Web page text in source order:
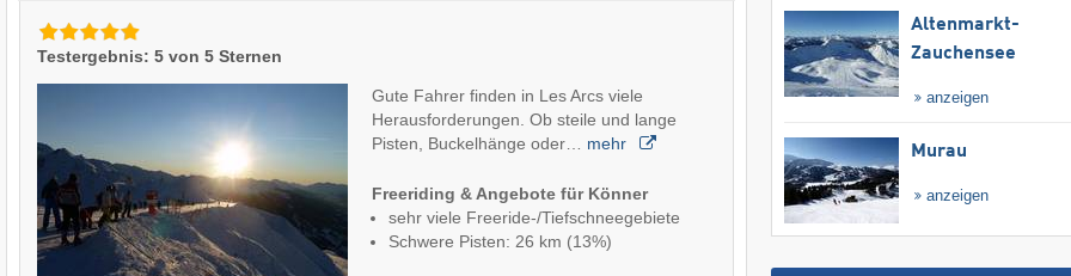
Testergebnis: 5 von 5 Sternen
Gute Fahrer finden in Les Arcs viele
Herausforderungen. Ob steile und lange
Pisten, Buckelhänge oder… mehr
Freeriding & Angebote für Könner
sehr viele Freeride-/Tiefschneegebiete
Schwere Pisten: 26 km (13%)
Altenmarkt-
Zauchensee
anzeigen
Murau
anzeigen